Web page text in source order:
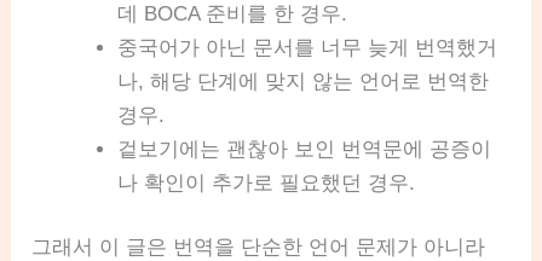
데 BOCA 준비를 한 경우.
중국어가 아닌 문서를 너무 늦게 번역했거
나, 해당 단계에 맞지 않는 언어로 번역한
경우.
겉보기에는 괜찮아 보인 번역문에 공증이
나 확인이 추가로 필요했던 경우.
그래서 이 글은 번역을 단순한 언어 문제가 아니라